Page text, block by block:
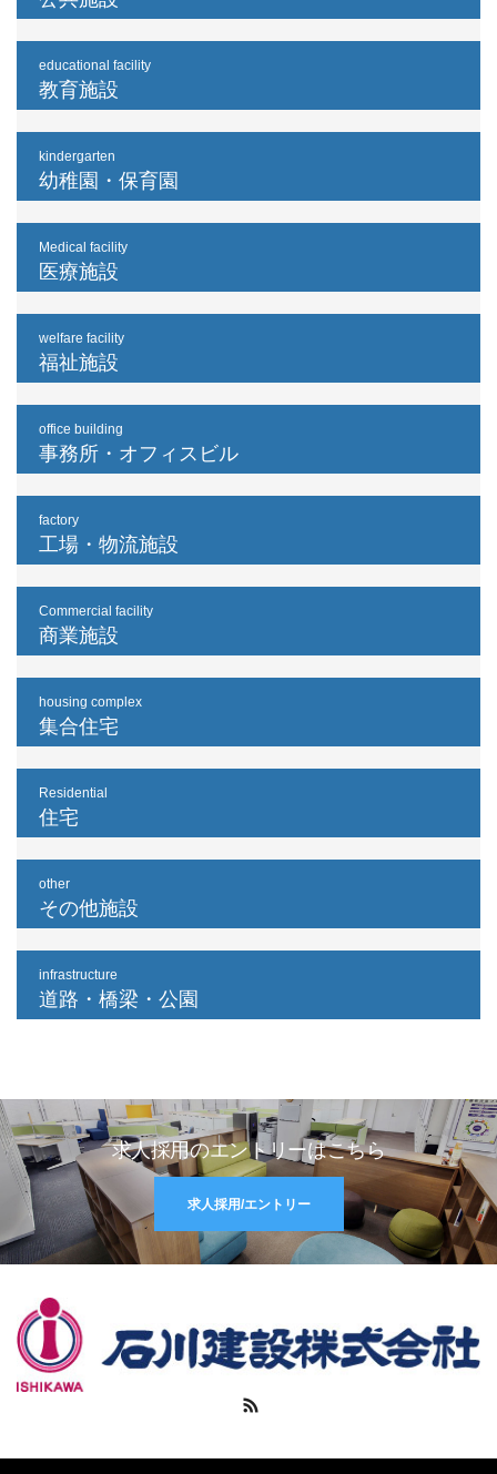
educational facility
教育施設
kindergarten
幼稚園・保育園
Medical facility
医療施設
welfare facility
福祉施設
office building
事務所・オフィスビル
factory
工場・物流施設
Commercial facility
商業施設
housing complex
集合住宅
Residential
住宅
other
その他施設
infrastructure
道路・橋梁・公園
求人採用のエントリーはこちら
求人採用/エントリー